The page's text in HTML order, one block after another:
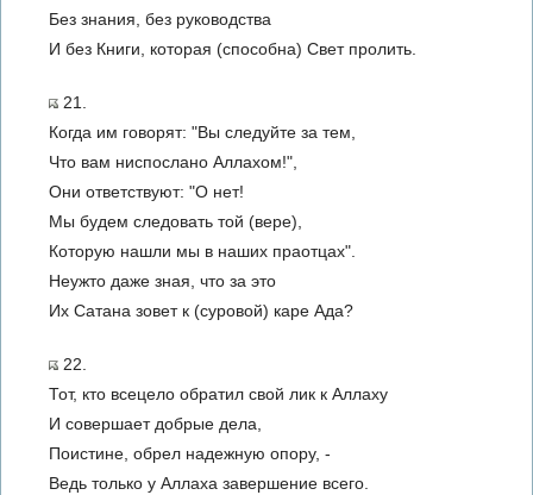
Без знания, без руководства
И без Книги, которая (способна) Свет пролить.
21.
Когда им говорят: "Вы следуйте за тем,
Что вам ниспослано Аллахом!",
Они ответствуют: "О нет!
Мы будем следовать той (вере),
Которую нашли мы в наших праотцах".
Неужто даже зная, что за это
Их Сатана зовет к (суровой) каре Ада?
22.
Тот, кто всецело обратил свой лик к Аллаху
И совершает добрые дела,
Поистине, обрел надежную опору, -
Ведь только у Аллаха завершение всего.